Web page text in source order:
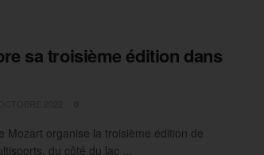
sa troisième édition dans
Mozart organise la troisième édition de
du côté du lac ...